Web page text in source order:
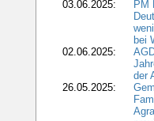
03.06.2025:
PM
bei
02.06.2025:
der
26.05.2025: